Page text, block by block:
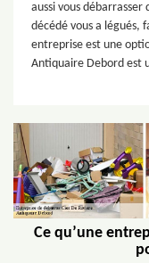
aussi vous débarrasser
décédé vous a légués,
entreprise est une
Antiquaire Debord est
Ce qu’une